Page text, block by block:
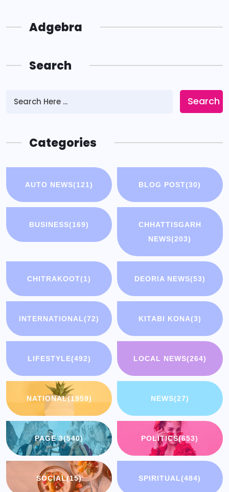
Adgebra
Search
Search
Categories
AUTO NEWS(121) BLOG POST(30)
BUSINESS(169)
CHHATTISGARH
NEWS(203)
CHITRAKOOT(1) DEORIA NEWS(53)
INTERNATIONAL(72) KITABI KONA(3)
LIFESTYLE(492) LOCAL NEWS(264)
NATIONAL(1959) NEWS(27)
PAGE 3(540) POLITICS(653)
SOCIAL(15) SPIRITUAL(484)